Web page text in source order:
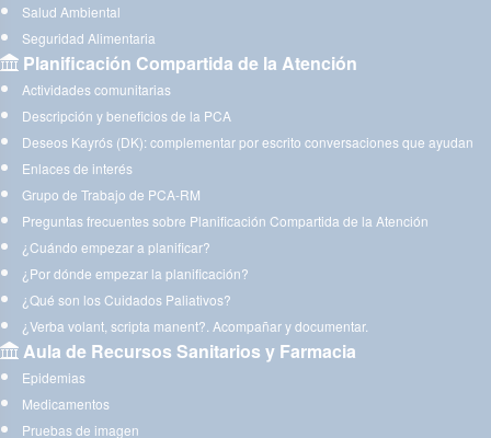
Salud Ambiental
Seguridad Alimentaria
Planificación Compartida de la Atención
Actividades comunitarias
Descripción y beneficios de la PCA
Deseos Kayrós (DK): complementar por escrito conversaciones que ayudan
Enlaces de interés
Grupo de Trabajo de PCA-RM
Preguntas frecuentes sobre Planificación Compartida de la Atención
¿Cuándo empezar a planificar?
¿Por dónde empezar la planificación?
¿Qué son los Cuidados Paliativos?
¿Verba volant, scripta manent?. Acompañar y documentar.
Aula de Recursos Sanitarios y Farmacia
Epidemias
Medicamentos
Pruebas de imagen